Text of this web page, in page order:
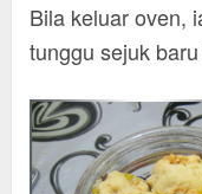
Bila keluar oven,
tunggu sejuk